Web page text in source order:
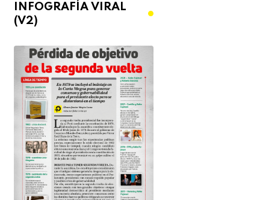
INFOGRAFÍA VIRAL
(V2)